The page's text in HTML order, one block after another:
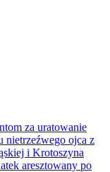
za uratowanie
nietrzeźwego ojca z
i Krotoszyna
aresztowany po